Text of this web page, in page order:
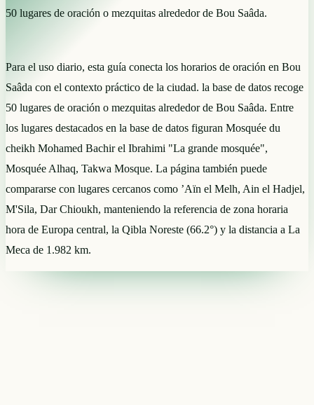
50 lugares de oración o mezquitas alrededor de Bou Saâda.
Para el uso diario, esta guía conecta los horarios de oración en Bou
Saâda con el contexto práctico de la ciudad. la base de datos recoge
50 lugares de oración o mezquitas alrededor de Bou Saâda. Entre
los lugares destacados en la base de datos figuran Mosquée du
cheikh Mohamed Bachir el Ibrahimi "La grande mosquée",
Mosquée Alhaq, Takwa Mosque. La página también puede
compararse con lugares cercanos como ’Aïn el Melh, Ain el Hadjel,
M'Sila, Dar Chioukh, manteniendo la referencia de zona horaria
hora de Europa central, la Qibla Noreste (66.2°) y la distancia a La
Meca de 1.982 km.